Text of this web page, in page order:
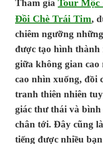
Tham gia Tour Mộc
Đồi Chè Trái Tim,
chiêm ngưỡng
được tạo hình
giữa không gian
cao nhìn xuống, đồi
tranh thiên nhiên
giác thư thái và
chân tới. Đây cũng
tiếng được nhiều